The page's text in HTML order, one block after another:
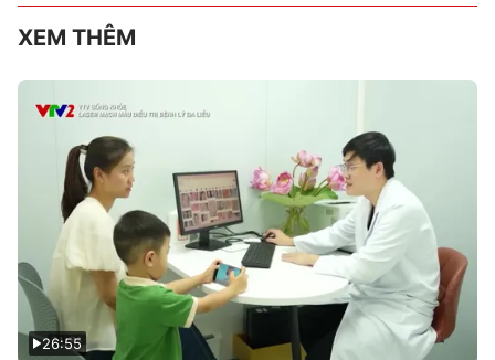
XEM THÊM
26:55